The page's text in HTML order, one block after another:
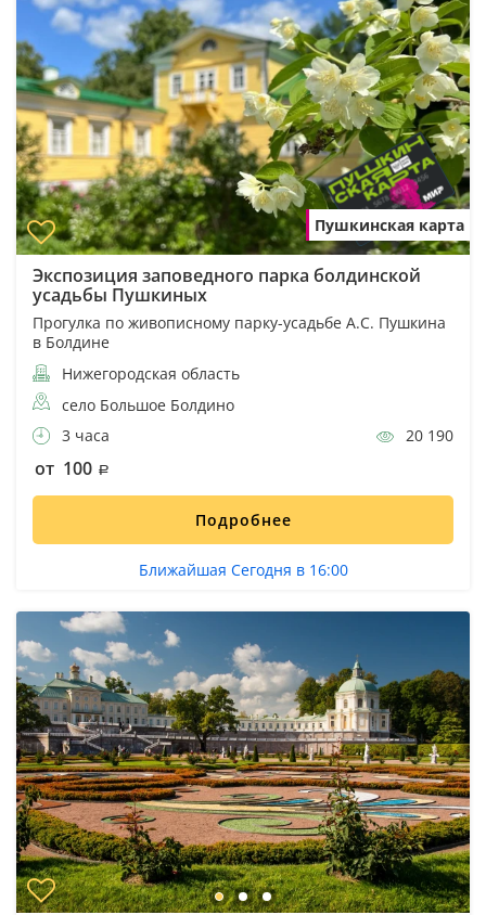
Пушкинская карта
Экспозиция заповедного парка болдинской
усадьбы Пушкиных
Прогулка по живописному парку-усадьбе А.С. Пушкина
в Болдине
Нижегородская область
село Большое Болдино
3 часа
20 190
от 100
Подробнее
Ближайшая Сегодня в 16:00